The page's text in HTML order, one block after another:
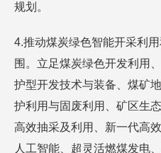
规划。
4.推动煤炭绿色智能开采利
围。立足煤炭绿色开发利用
护型开发技术与装备、煤矿
护利用与固废利用、矿区生
高效抽采及利用、新一代高
人工智能、超灵活燃煤发电